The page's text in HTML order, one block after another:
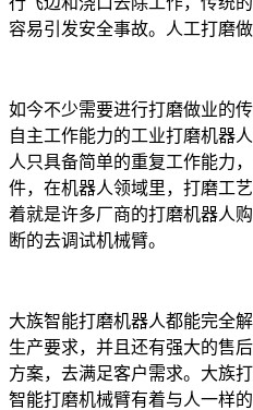
容易引发安全事故。人工打磨
如今不少需要进行打磨做业的
自主工作能力的工业打磨机器
人只具备简单的重复工作能力
件，在机器人领域里，打磨工
着就是许多厂商的打磨机器人
断的去调试机械臂。
大族智能打磨机器人都能完全
生产要求，并且还有强大的售
方案，去满足客户需求。大族
智能打磨机械臂有着与人一样